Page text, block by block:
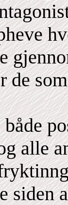
de
alle
siden